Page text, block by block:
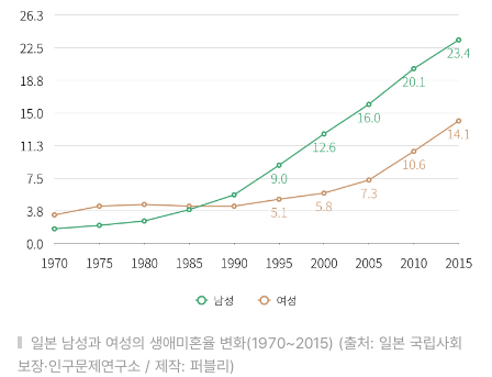
일본 남성과 여성의 생애미혼율 변화(1970~2015) (출처: 일본 국립사회
보장·인구문제연구소 / 제작: 퍼블리)